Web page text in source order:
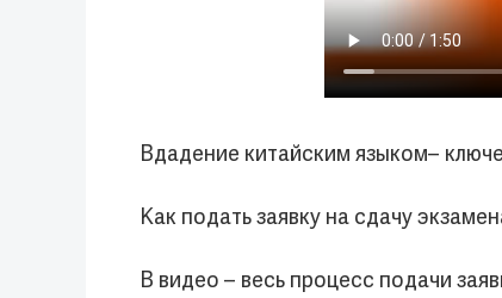
Вдадение китайским языком–
Как подать заявку на сдачу
В видео – весь процесс подачи